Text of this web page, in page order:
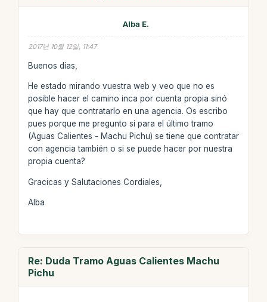
Alba E.
2017년 10월 12일, 11:47
Buenos días,
He estado mirando vuestra web y veo que no es
posible hacer el camino inca por cuenta propia sinó
que hay que contratarlo en una agencia. Os escribo
pues porque me pregunto si para el último tramo
(Aguas Calientes - Machu Pichu) se tiene que contratar
con agencia también o si se puede hacer por nuestra
propia cuenta?
Gracicas y Salutaciones Cordiales,
Alba
Re: Duda Tramo Aguas Calientes Machu
Pichu